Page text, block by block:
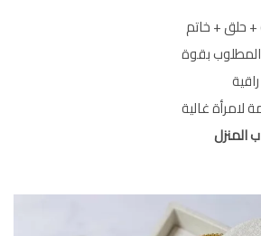
حلق + خاتم
المطلوب بقوة
غالية
المنزل